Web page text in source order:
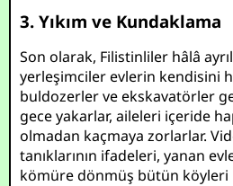
3. Yıkım ve Kundaklama
Son olarak, Filistinliler hâlâ
yerleşimciler evlerin kendisini
buldozerler ve ekskavatörler
gece yakarlar, aileleri içeride
olmadan kaçmaya zorlarlar.
tanıklarının ifadeleri, yanan
kömüre dönmüş bütün köyleri